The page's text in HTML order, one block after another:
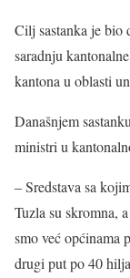
Cilj sastanka je bio
saradnju
kantona u oblasti
Današnjem
ministri u
– Sredstava sa
Tuzla su skromna,
smo već općinama
drugi put po 40